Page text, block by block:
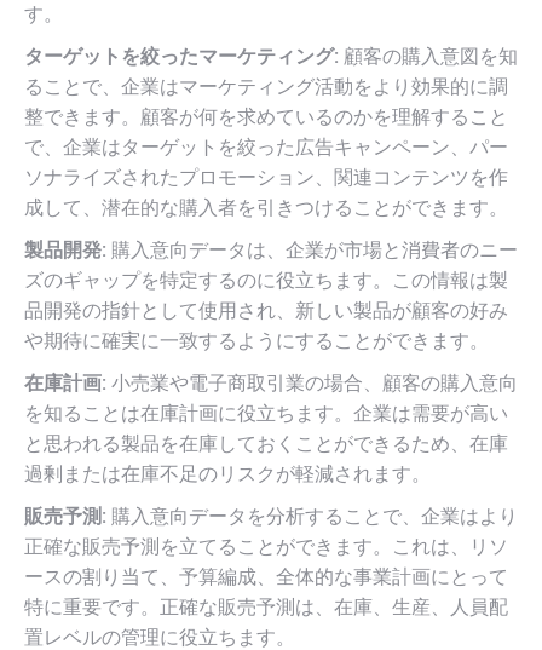
す。
ターゲットを絞ったマーケティング: 顧客の購入意図を知
ることで、企業はマーケティング活動をより効果的に調
整できます。顧客が何を求めているのかを理解すること
で、企業はターゲットを絞った広告キャンペーン、パー
ソナライズされたプロモーション、関連コンテンツを作
成して、潜在的な購入者を引きつけることができます。
製品開発: 購入意向データは、企業が市場と消費者のニー
ズのギャップを特定するのに役立ちます。この情報は製
品開発の指針として使用され、新しい製品が顧客の好み
や期待に確実に一致するようにすることができます。
在庫計画: 小売業や電子商取引業の場合、顧客の購入意向
を知ることは在庫計画に役立ちます。企業は需要が高い
と思われる製品を在庫しておくことができるため、在庫
過剰または在庫不足のリスクが軽減されます。
販売予測: 購入意向データを分析することで、企業はより
正確な販売予測を立てることができます。これは、リソ
ースの割り当て、予算編成、全体的な事業計画にとって
特に重要です。正確な販売予測は、在庫、生産、人員配
置レベルの管理に役立ちます。